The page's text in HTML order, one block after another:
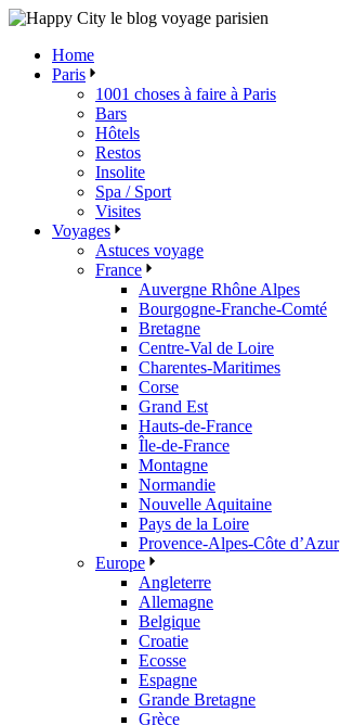
Skip
content
Home
Paris
1001 choses à faire à Paris
Bars
Hôtels
Restos
Insolite
Spa / Sport
Visites
Voyages
Astuces voyage
France
Auvergne Rhône Alpes
Bourgogne-Franche-Comté
Bretagne
Centre-Val de Loire
Charentes-Maritimes
Corse
Grand Est
Hauts-de-France
Île-de-France
Montagne
Normandie
Nouvelle Aquitaine
Pays de la Loire
Provence-Alpes-Côte d’Azur
Europe
Angleterre
Allemagne
Belgique
Croatie
Ecosse
Espagne
Grande Bretagne
Grèce